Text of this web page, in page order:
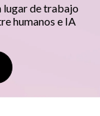
lugar de trabajo
humanos e IA